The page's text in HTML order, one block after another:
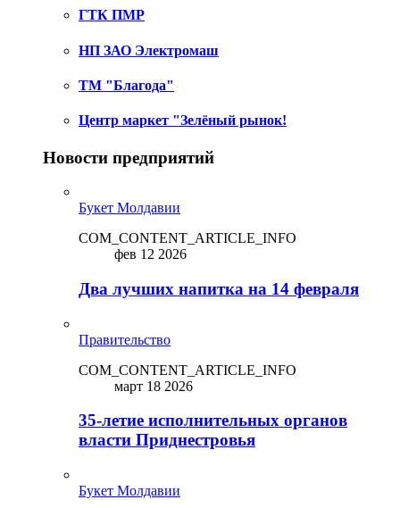
ГТК ПМР
НП ЗАО Электромаш
ТМ "Благода"
Центр маркет "Зелёный рынок!
Новости предприятий
Букет Молдавии
COM_CONTENT_ARTICLE_INFO
фев 12 2026
Два лучших напитка на 14 февраля
Правительство
COM_CONTENT_ARTICLE_INFO
март 18 2026
35-летие исполнительных органов
власти Приднестровья
Букет Молдавии